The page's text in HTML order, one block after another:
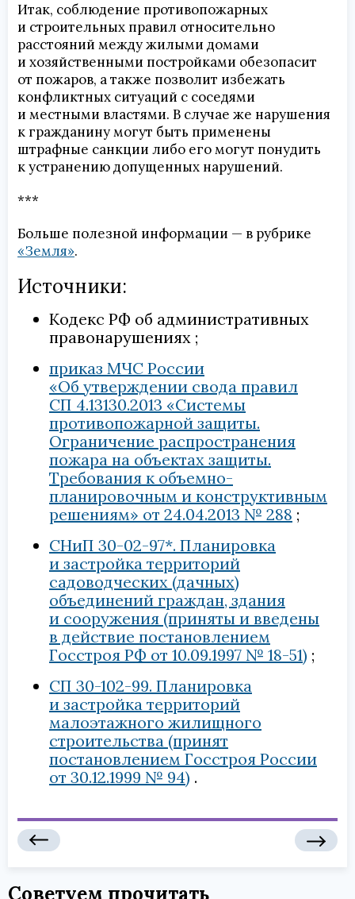
Итак, соблюдение противопожарных
и строительных правил относительно
расстояний между жилыми домами
и хозяйственными постройками обезопасит
от пожаров, а также позволит избежать
конфликтных ситуаций с соседями
и местными властями. В случае же нарушения
к гражданину могут быть применены
штрафные санкции либо его могут понудить
к устранению допущенных нарушений.
***
Больше полезной информации — в рубрике
«Земля».
Источники:
Кодекс РФ об административных
правонарушениях
приказ МЧС России
«Об утверждении свода правил
СП 4.13130.2013 «Системы
противопожарной защиты.
Ограничение распространения
пожара на объектах защиты.
Требования к объемно-
планировочным и конструктивным
решениям» от 24.04.2013 № 288
СНиП 30-02-97*. Планировка
и застройка территорий
садоводческих (дачных)
объединений граждан, здания
и сооружения (приняты и введены
в действие постановлением
Госстроя РФ от 10.09.1997 № 18-51)
СП 30-102-99. Планировка
и застройка территорий
малоэтажного жилищного
строительства (принят
постановлением Госстроя России
от 30.12.1999 № 94)